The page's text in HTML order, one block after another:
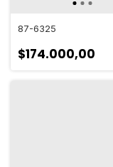
87-6325
$174.000,00